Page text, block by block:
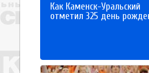
Как Каменск-Уральский
отметил 325 день